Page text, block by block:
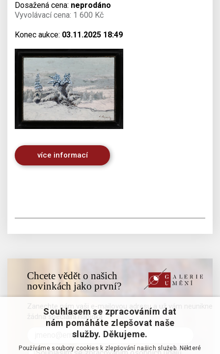
Dosažená cena: neprodáno
Vyvolávací cena: 1 600 Kč
Konec aukce: 03.11.2025 18:49
více informací
Chcete vědět o našich
novinkách jako první?
Zanechte nám vaši e-mailovou adresu a už vám neunikne
žádná speciální nabídka
Souhlasem se zpracováním dat
nám pomáháte zlepšovat naše
služby. Děkujeme.
Používáme soubory cookies k zlepšování našich služeb. Některé